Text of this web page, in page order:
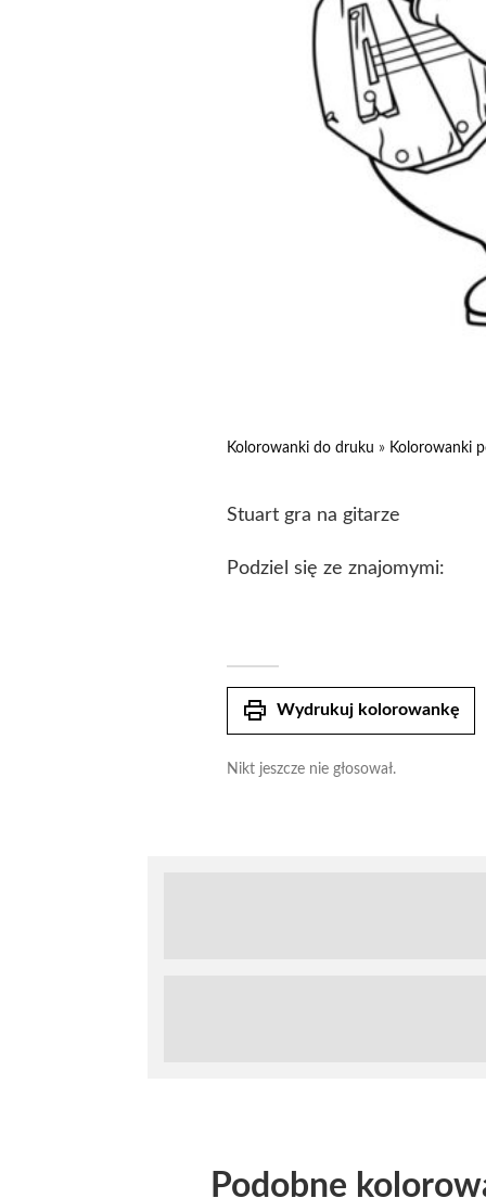
Kolorowanki do druku » Kolorowanki
Stuart gra na gitarze
Podziel się ze znajomymi:
print Wydrukuj kolorowankę
Nikt jeszcze nie głosował.
Podobne